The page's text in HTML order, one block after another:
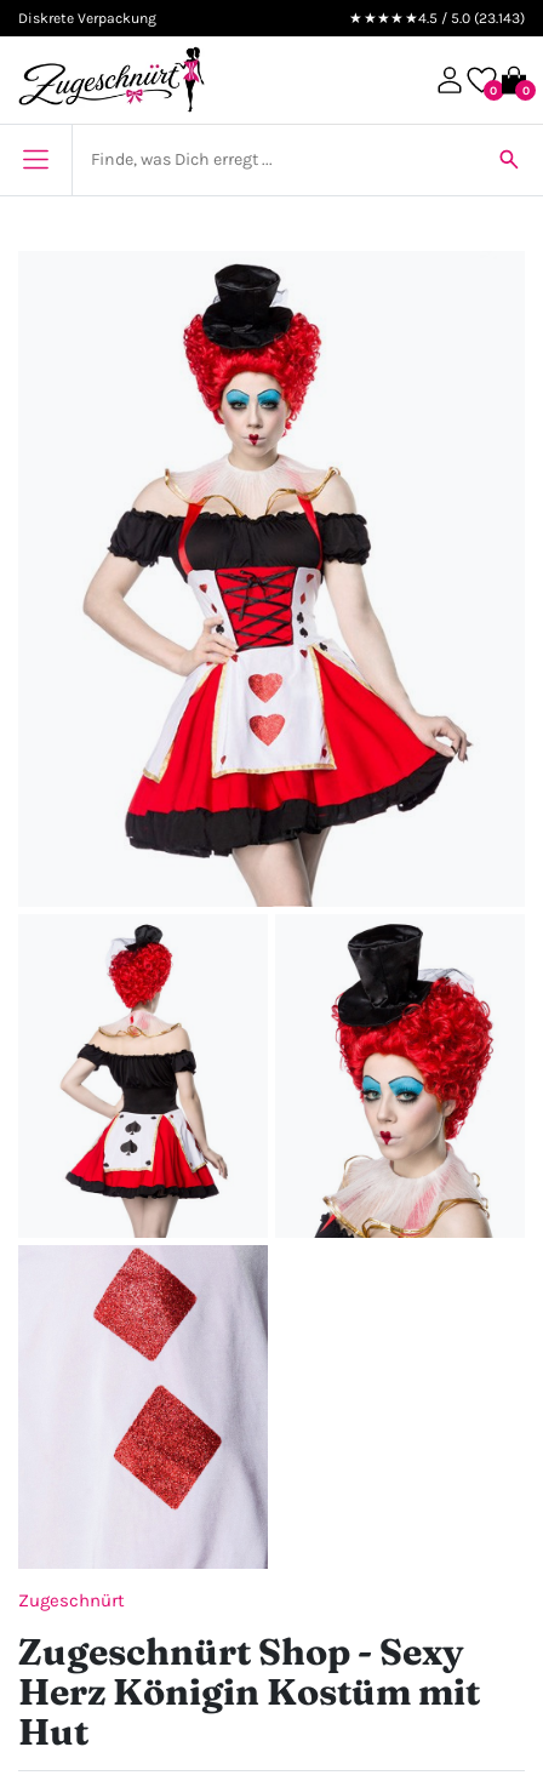
Diskrete Verpackung ★★★★★4.5 / 5.0 (23.143)
0 0
Zugeschnürt
Zugeschnürt Shop - Sexy
Herz Königin Kostüm mit
Hut